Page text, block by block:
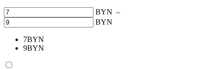
BYN –
BYN
7BYN
9BYN